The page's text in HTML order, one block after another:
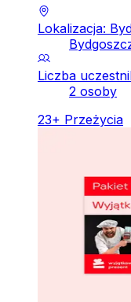
Lokalizacja:
Liczba
2 osoby
23+ Przeżycia